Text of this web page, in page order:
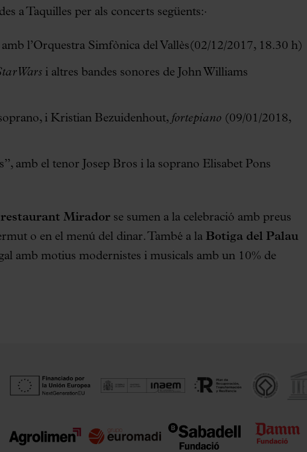
a Taquilles per als concerts següents:·
l’Orquestra Simfònica del Vallès(02/12/2017, 18.30 h)
Warsi altres bandes sonores de John Williams
i Kristian Bezuidenhout, fortepiano (09/01/2018,
amb el tenor Josep Bros i la soprano Elisabet Pons
restaurant Mirador se sumen a la celebració amb preus
o en el menú del dinar. També a la Botiga del Palau
amb motius modernistes i musicals amb un 10% de